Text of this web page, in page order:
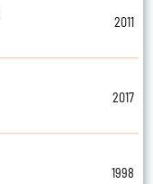
2011
2017
1998